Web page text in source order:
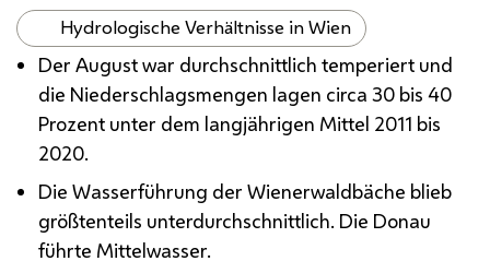
Hydrologische Verhältnisse in Wien
Der August war durchschnittlich temperiert und
die Niederschlagsmengen lagen circa 30 bis 40
Prozent unter dem langjährigen Mittel 2011 bis
2020.
Die Wasserführung der Wienerwaldbäche blieb
größtenteils unterdurchschnittlich. Die Donau
führte Mittelwasser.